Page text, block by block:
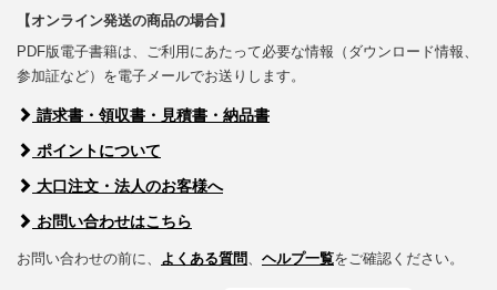
【オンライン発送の商品の場合】
PDF版電子書籍は、ご利用にあたって必要な情報（ダウンロード情報、
参加証など）を電子メールでお送りします。
請求書・領収書・見積書・納品書
ポイントについて
大口注文・法人のお客様へ
お問い合わせはこちら
お問い合わせの前に、 よくある質問 ヘルプ一覧をご確認ください。